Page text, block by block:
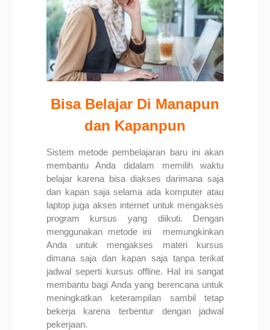
Bisa Belajar Di Manapun
dan Kapanpun
Sistem metode pembelajaran baru ini akan
membantuAnda didalam memilih waktu
belajar karena bisa diakses darimana saja
dan kapan saja selama ada komputer atau
laptop juga akses internet untuk mengakses
program kursus yang diikuti. Dengan
menggunakan metode ini memungkinkan
Anda untuk mengakses materi kursus
dimana saja dan kapan saja tanpa terikat
jadwal seperti kursus offline. Hal ini sangat
membantu bagi Anda yang berencana untuk
meningkatkan keterampilan sambil tetap
bekerja karena terbentur dengan jadwal
pekerjaan.